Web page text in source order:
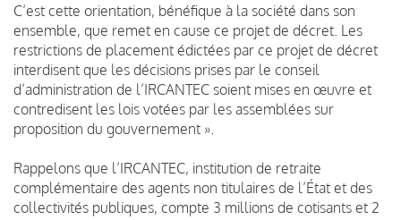
C’est cette orientation, bénéfique à la société dans son
ensemble, que remet en cause ce projet de décret. Les
restrictions de placement édictées par ce projet de décret
interdisent que les décisions prises par le conseil
d’administration de l’IRCANTEC soient mises en œuvre et
contredisent les lois votées par les assemblées sur
proposition du gouvernement ».
Rappelons que l’IRCANTEC, institution de retraite
complémentaire des agents non titulaires de l’État et des
collectivités publiques, compte 3 millions de cotisants et 2